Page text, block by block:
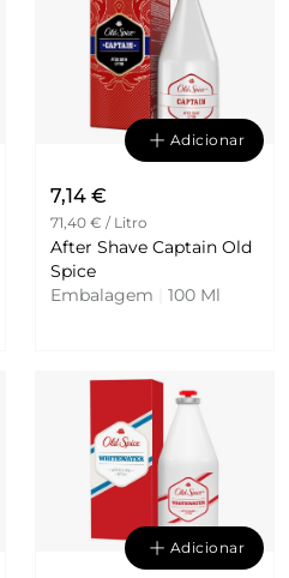
Adicionar
7,14 €
71,40 € / Litro
After Shave Captain Old
Spice
Embalagem
100 Ml
Adicionar